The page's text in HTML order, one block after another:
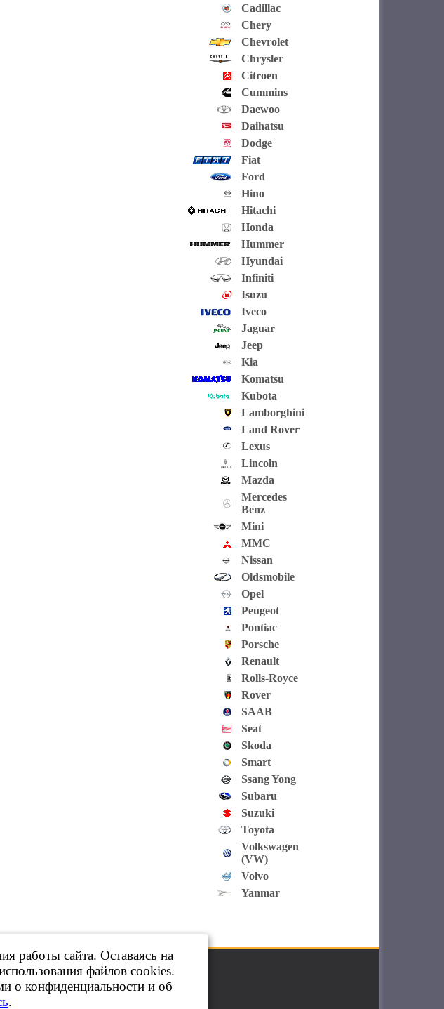
Cadillac
Chery
Chevrolet
Chrysler
Citroen
Cummins
Daewoo
Daihatsu
Dodge
Fiat
Ford
Hino
Hitachi
Honda
Hummer
Hyundai
Infiniti
Isuzu
Iveco
Jaguar
Jeep
Kia
Komatsu
Kubota
Lamborghini
Land Rover
Lexus
Lincoln
Mazda
Mercedes
Benz
Mini
MMC
Nissan
Oldsmobile
Opel
Peugeot
Pontiac
Porsche
Renault
Rolls-Royce
Rover
SAAB
Seat
Skoda
Smart
Ssang Yong
Subaru
Suzuki
Toyota
Volkswagen
(VW)
Volvo
Yanmar
работы сайта. Оставаясь на
файлов cookies.
о конфиденциальности и об
.